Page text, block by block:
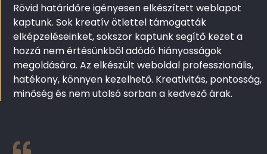
Rövid határidőre igényesen elkészített weblapot
kaptunk. Sok kreatív ötlettel támogatták
elképzeléseinket, sokszor kaptunk segítő kezet a
hozzá nem értésünkből adódó hiányosságok
megoldására. Az elkészült weboldal professzionális,
hatékony, könnyen kezelhető. Kreativitás, pontosság,
minőség és nem utolsó sorban a kedvező árak.